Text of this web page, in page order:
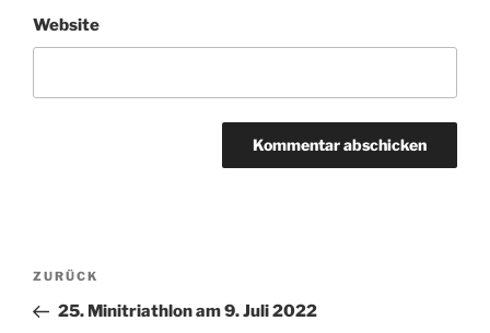
Website
Beitragsnavigation
Vorheriger
Beitrag
ZURÜCK
25. Minitriathlon am 9. Juli 2022